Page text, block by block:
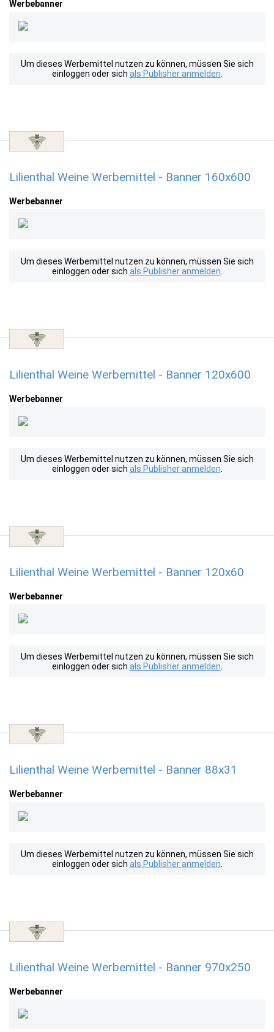
Werbebanner
Um dieses Werbemittel nutzen zu können, müssen Sie sich
einloggen oder sich als Publisher anmelden
Lilienthal Weine Werbemittel - Banner 160x600
Werbebanner
Um dieses Werbemittel nutzen zu können, müssen Sie sich
einloggen oder sich als Publisher anmelden
Lilienthal Weine Werbemittel - Banner 120x600
Werbebanner
Um dieses Werbemittel nutzen zu können, müssen Sie sich
einloggen oder sich als Publisher anmelden
Lilienthal Weine Werbemittel - Banner 120x60
Werbebanner
Um dieses Werbemittel nutzen zu können, müssen Sie sich
einloggen oder sich als Publisher anmelden
Lilienthal Weine Werbemittel - Banner 88x31
Werbebanner
Um dieses Werbemittel nutzen zu können, müssen Sie sich
einloggen oder sich als Publisher anmelden
Lilienthal Weine Werbemittel - Banner 970x250
Werbebanner